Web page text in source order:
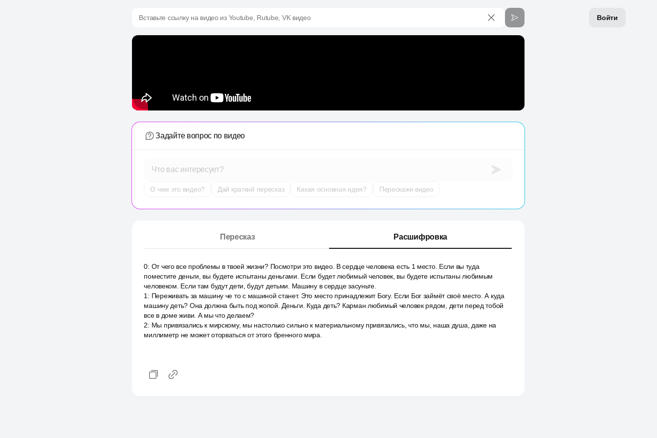
Войти
Вставьте ссылку на видео из Youtube, Rutube, VK видео
Задайте вопрос по видео
Что вас интересует?
О чем это видео? Дай краткий пересказ Какая основная идея? Перескажи видео
Пересказ Расшифровка
0: От чего все проблемы в твоей жизни? Посмотри это видео. В сердце человека есть 1 место. Если вы туда
поместите деньги, вы будете испытаны деньгами. Если будет любимый человек, вы будете испытаны любимым
человеком. Если там будут дети, будут детьми. Машину в сердце засуньте.
1 : Переживать за машину че то с машиной станет. Это место принадлежит Богу. Если Бог займёт своё место. А куда
машину деть? Она должна быть под жопой. Деньги. Куда деть? Карман любимый человек рядом, дети перед тобой
все в доме живи. А мы что делаем?
2: Мы привязались к мирскому, мы настолько сильно к материальному привязались, что мы, наша душа, даже на
миллиметр не может оторваться от этого бренного мира.